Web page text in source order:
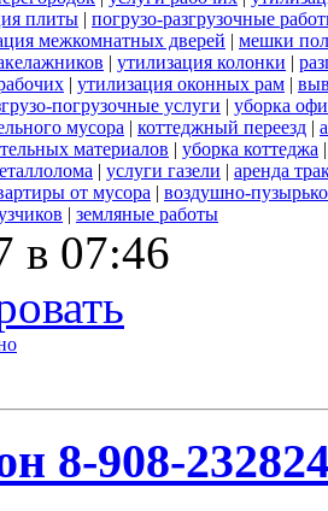
плиты | погрузо-разгрузочные
межкомнатных дверей | мешки
| утилизация колонки |
| утилизация оконных рам |
погрузочные услуги | уборка
мусора | коттеджный переезд |
материалов | уборка коттеджа
| услуги газели | аренда
от мусора | воздушно-
| земляные работы
в 07:46
8-908-